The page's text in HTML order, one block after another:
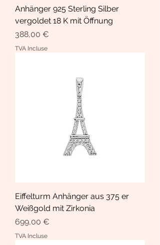
Anhänger 925 Sterling Silber
vergoldet 18 K mit Öffnung
Prix
388,00 €
TVA Incluse
Eiffelturm Anhänger aus 375 er
Weißgold mit Zirkonia
Prix
699,00 €
TVA Incluse